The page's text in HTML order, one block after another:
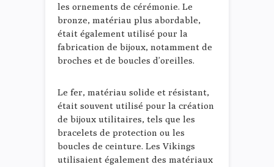
les ornements de cérémonie. Le
bronze, matériau plus abordable,
était également utilisé pour la
fabrication de bijoux, notamment de
broches et de boucles d’oreilles.
Le fer, matériau solide et résistant,
était souvent utilisé pour la création
de bijoux utilitaires, tels que les
bracelets de protection ou les
boucles de ceinture. Les Vikings
utilisaient également des matériaux